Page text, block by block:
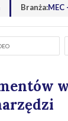
Branża:MEC